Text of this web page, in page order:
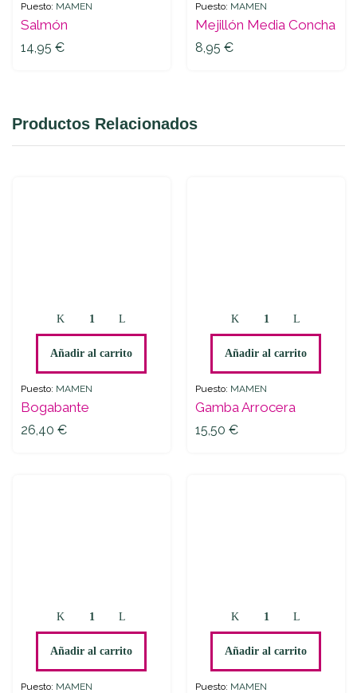
Puesto: MAMEN
Salmón
14,95 €
Puesto: MAMEN
Mejillón Media Concha
8,95 €
Productos Relacionados
Bogabante
Añadir al carrito
Puesto: MAMEN
Bogabante
26,40 €
Gamba
quantity
Añadir al carrito
Puesto: MAMEN
Gamba Arrocera
15,50 €
Atún
quantity
Añadir al carrito
Puesto: MAMEN
Pescadilla
Nacional
quantity
Añadir al carrito
Puesto: MAMEN